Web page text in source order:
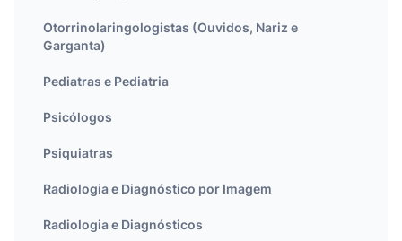
Otorrinolaringologistas (Ouvidos, Nariz e
Garganta)
Pediatras e Pediatria
Psicólogos
Psiquiatras
Radiologia e Diagnóstico por Imagem
Radiologia e Diagnósticos